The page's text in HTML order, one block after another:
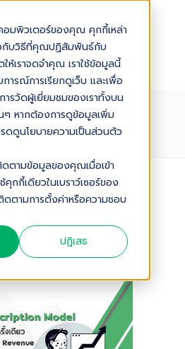
อมพิวเตอร์ของคุณ คุกกี้เหล่า
วกับวิธีที่คุณปฏิสัมพันธ์กับ
ห้เราจดจำคุณ เราใช้ข้อมูลนี้
ารณ์การเรียกดูเว็บ และเพื่อ
ารวัดผู้เยี่ยมชมของเราทั้งบน
ๆ หากต้องการดูข้อมูลเพิ่ม
ดดูนโยบายความเป็นส่วนตัว
ตามข้อมูลของคุณเมื่อเข้า
คุกกี้เดียวในเบราว์เซอร์ของ
ดตามการตั้งค่าหรือความชอบ
ปฏิเสธ
MODEL เปลี่ยน
เป็น RECURRING